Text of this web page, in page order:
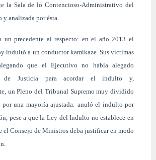
la Sala de lo Contencioso-Administrativo del
analizada por ésta.
un precedente al respecto: en el año 2013 el
indultó a un conductor kamikaze. Sus víctimas
que el Ejecutivo no había alegado
de Justicia para acordar el indulto y,
un Pleno del Tribunal Supremo muy dividido
por una mayoría ajustada: anuló el indulto por
pese a que la Ley del Indulto no establece en
el Consejo de Ministros deba justificar en modo